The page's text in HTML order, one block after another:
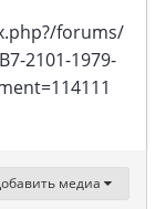
forums/
2101-1979-
медиа